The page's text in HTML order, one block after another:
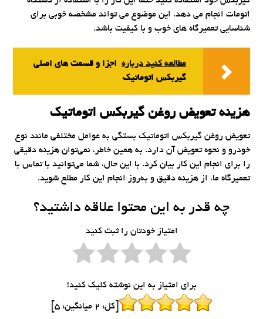
اتومات انجام می دهد. این موضوع می تواند مشخصه خوبی برای
شناسایی تعمیرگاه های خوب و با کیفیت باشد.
مطالعه کنید درباره‌ اجزا و قسمت های اصلی
گیربکس اتوماتیک
هزینه تعویض روغن گیربکس اتوماتیک
تعویض روغن گیربکس اتوماتیک بستگی به عوامل مختلفی مانند نوع
خودرو و نحوه تعویض آن دارد. به همین خاطر، نمی‌توان هزینه دقیقی
را برای انجام این کار بیان کرد. با این حال، شما می‌توانید با تماس با
تعمیرگاه ما، از هزینه دقیق و به‌روز انجام این کار مطلع شوید.
چه قدر به این محتوا علاقه داشتید؟
امتیاز خودتان را ثبت کنید
برای امتیاز به این نوشته کلیک کنید!
[کل: 2 میانگین:5